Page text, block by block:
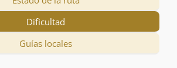
Dificultad
Guías locales